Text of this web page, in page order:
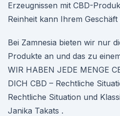
Erzeugnissen mit CBD-
Reinheit kann Ihrem
Bei Zamnesia bieten wir nur
Produkte an und das zu
WIR HABEN JEDE MENGE
DICH CBD – Rechtliche
Rechtliche Situation und
Janika Takats .